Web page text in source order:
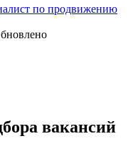
по продвижению
вакансий